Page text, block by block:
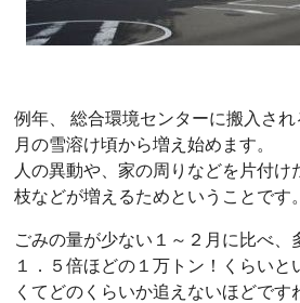
例年、 総合環境センターに搬入さ
月の雪溶け頃から増え始めます。
人の異動や、家の周りなどを片付け
枝などが増えるためということです。
ごみの量が少ない１～２月に比べ、
１．５倍ほどの１万トン！くらいと
くてどのくらいか追えないほどです